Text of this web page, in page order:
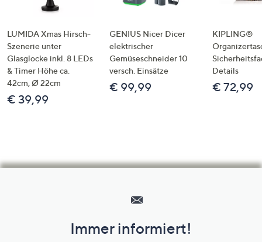
LUMIDA Xmas Hirsch-
Szenerie unter
Glasglocke inkl. 8 LEDs
& Timer Höhe ca.
42cm, Ø 22cm
€ 39,99
GENIUS Nicer Dicer
elektrischer
Gemüseschneider 10
versch. Einsätze
€ 99,99
KIPLING®
Details
€ 72,99
Unternehmensinformationen
Immer informiert!